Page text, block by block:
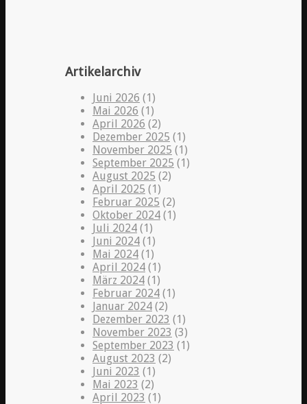
Artikelarchiv
Juni 2026 (1)
Mai 2026 (1)
April 2026 (2)
Dezember 2025 (1)
November 2025 (1)
September 2025 (1)
August 2025 (2)
April 2025 (1)
Februar 2025 (2)
Oktober 2024 (1)
Juli 2024 (1)
Juni 2024 (1)
Mai 2024 (1)
April 2024 (1)
März 2024 (1)
Februar 2024 (1)
Januar 2024 (2)
Dezember 2023 (1)
November 2023 (3)
September 2023 (1)
August 2023 (2)
Juni 2023 (1)
Mai 2023 (2)
April 2023 (1)